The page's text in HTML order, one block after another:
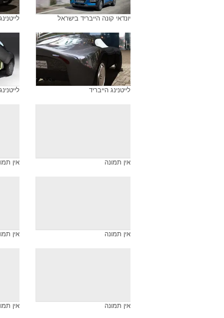
יונדאי קונה הייבריד בישראל
לייטנינג הייבריד
אין תמונה אין
אין תמונה אין
אין תמונה אין